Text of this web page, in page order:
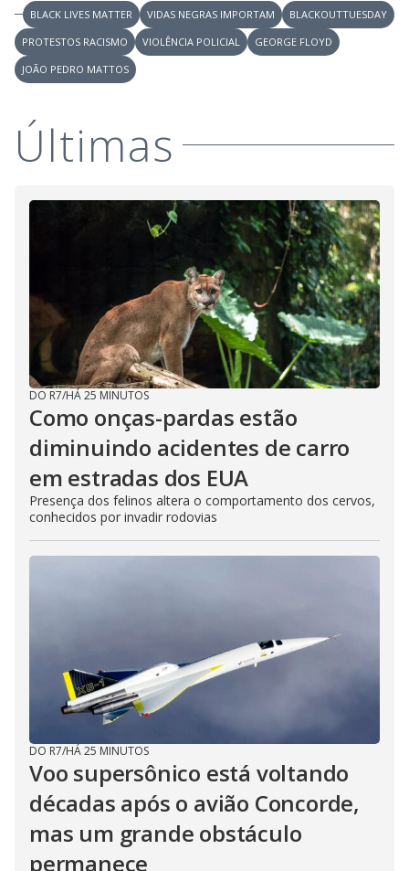
BLACK LIVES MATTER VIDAS NEGRAS IMPORTAM
BLACKOUTTUESDAY
PROTESTOS RACISMO
VIOLÊNCIA POLICIAL
GEORGE FLOYD
JOÃO PEDRO MATTOS
Últimas
DO R7/HÁ 25 MINUTOS
Como onças-pardas estão
diminuindo acidentes de carro
em estradas dos EUA
Presença dos felinos altera o comportamento dos cervos,
conhecidos por invadir rodovias
DO R7/HÁ 25 MINUTOS
Voo supersônico está voltando
décadas após o avião Concorde,
mas um grande obstáculo
permanece